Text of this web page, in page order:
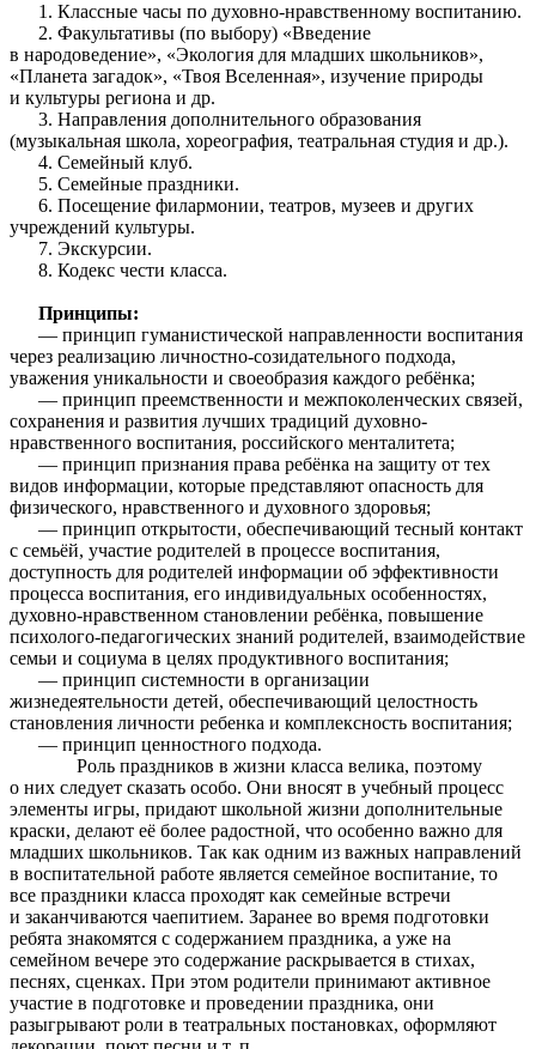
1. Классные часы по духовно-нравственному воспитанию.
2. Факультативы (по выбору) «Введение
в народоведение», «Экология для младших школьников»,
«Планета загадок», «Твоя Вселенная», изучение природы
и культуры региона и др.
3. Направления дополнительного образования
(музыкальная школа, хореография, театральная студия и др.).
4. Семейный клуб.
5. Семейные праздники.
6. Посещение филармонии, театров, музеев и других
учреждений культуры.
7. Экскурсии.
8. Кодекс чести класса.
Принципы:
— принцип гуманистической направленности воспитания
через реализацию личностно-созидательного подхода,
уважения уникальности и своеобразия каждого ребёнка;
— принцип преемственности и межпоколенческих связей,
сохранения и развития лучших традиций духовно-
нравственного воспитания, российского менталитета;
— принцип признания права ребёнка на защиту от тех
видов информации, которые представляют опасность для
физического, нравственного и духовного здоровья;
— принцип открытости, обеспечивающий тесный контакт
с семьёй, участие родителей в процессе воспитания,
доступность для родителей информации об эффективности
процесса воспитания, его индивидуальных особенностях,
духовно-нравственном становлении ребёнка, повышение
психолого-педагогических знаний родителей, взаимодействие
семьи и социума в целях продуктивного воспитания;
— принцип системности в организации
жизнедеятельности детей, обеспечивающий целостность
становления личности ребенка и комплексность воспитания;
— принцип ценностного подхода.
Роль праздников в жизни класса велика, поэтому
о них следует сказать особо. Они вносят в учебный процесс
элементы игры, придают школьной жизни дополнительные
краски, делают её более радостной, что особенно важно для
младших школьников. Так как одним из важных направлений
в воспитательной работе является семейное воспитание, то
все праздники класса проходят как семейные встречи
и заканчиваются чаепитием. Заранее во время подготовки
ребята знакомятся с содержанием праздника, а уже на
семейном вечере это содержание раскрывается в стихах,
песнях, сценках. При этом родители принимают активное
участие в подготовке и проведении праздника, они
разыгрывают роли в театральных постановках, оформляют